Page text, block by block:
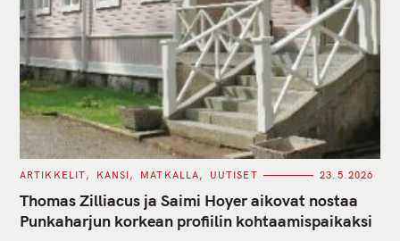
C
T
E
G
O
ARTIKKELIT KANSI MATKALLA UUTISET 23.5.2026
Thomas Zilliacus ja Saimi Hoyer aikovat nostaa
Punkaharjun korkean profiilin kohtaamispaikaksi